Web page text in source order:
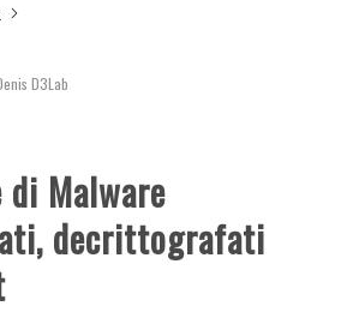
D3Lab
Malware
decrittografati